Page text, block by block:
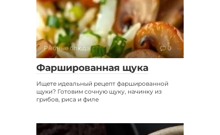
Рыбные блюда 0
Фаршированная щука
Ищете идеальный рецепт фаршированной
щуки? Готовим сочную щуку, начинку из
грибов, риса и филе